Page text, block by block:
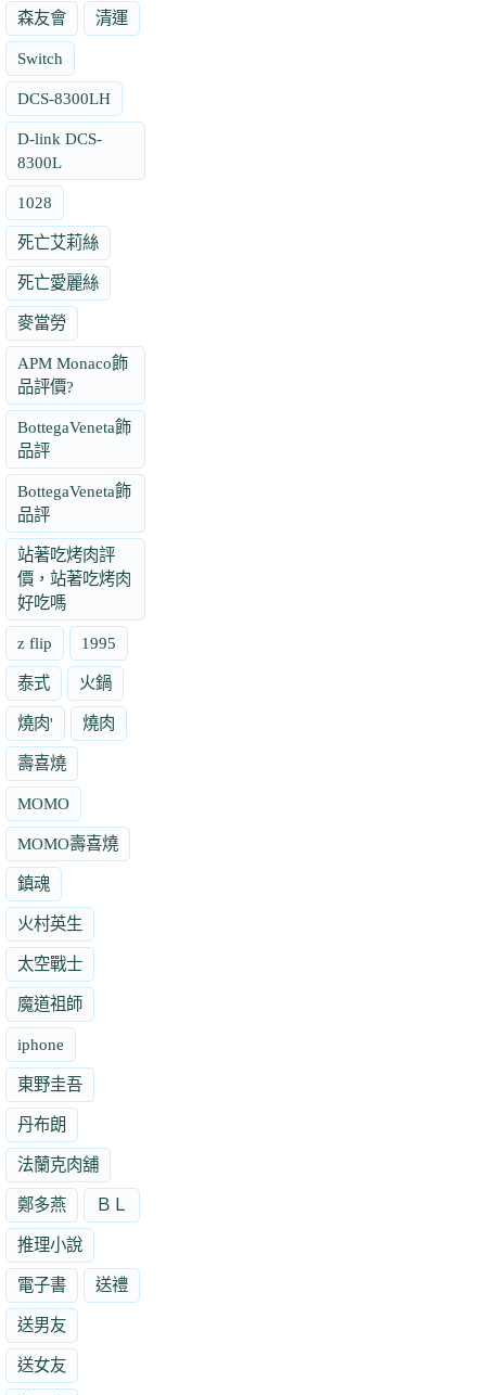
森友會 清運
Switch
DCS-8300LH
D-link DCS-
8300L
1028
死亡艾莉絲
死亡愛麗絲
麥當勞
APM Monaco飾
品評價?
BottegaVeneta飾
品評
BottegaVeneta飾
品評
站著吃烤肉評
價，站著吃烤肉
好吃嗎
z flip 1995
泰式 火鍋
燒肉' 燒肉
壽喜燒
MOMO
MOMO壽喜燒
鎮魂
火村英生
太空戰士
魔道祖師
iphone
東野圭吾
丹布朗
法蘭克肉舖
鄭多燕 ＢＬ
推理小說
電子書 送禮
送男友
送女友